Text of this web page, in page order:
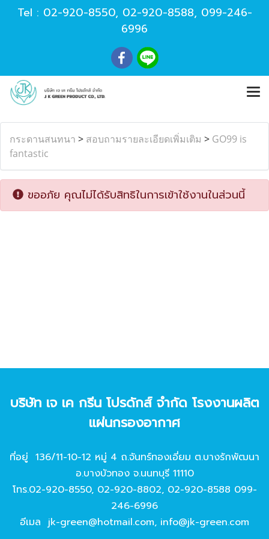
Tel : 02-920-8550, 02-920-8588, 099-246-
6996
กระดานสนทนา > สอบถามรายละเอียดเพิ่มเติม > GO99 is
fantastic
ขออภัย คุณไม่ได้รับสิทธิในการเข้าใช้งานในส่วนนี้
บริษัท เจ เค กรีน โปรดักส์ จํากัด โรงงานผลิต
แผ่นกรองอากาศ
ที่อยู่ 136/11-10-12 หมู่ 4 ถ.จันทร์ทองเอี่ยม ต.บางรักพัฒนา
อ.บางบัวทอง จ.นนทบุรี 11110
โทร.02-920-8550, 02-920-8802, 02-920-8588 099-
246-6996
อีเมล jk-green@hotmail.com, info@jk-green.com